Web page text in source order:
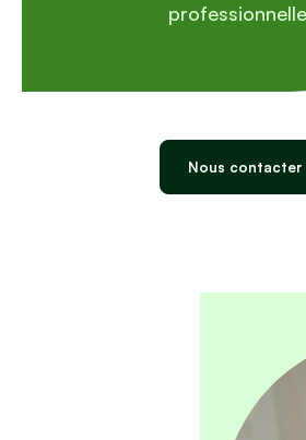
Nous contacter